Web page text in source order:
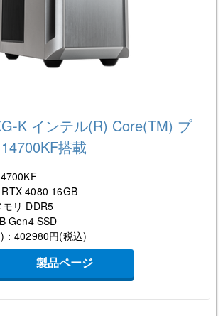
K インテル(R) Core(TM) プ
搭載
4080 16GB
モリ DDR5
Gen4 SSD
：402980円(税込)
製品ページ